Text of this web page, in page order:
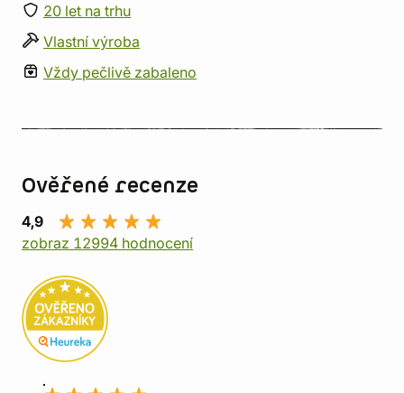
20 let na trhu
Vlastní výroba
Vždy pečlivě zabaleno
Ověřené recenze
4,9
zobraz 12994 hodnocení